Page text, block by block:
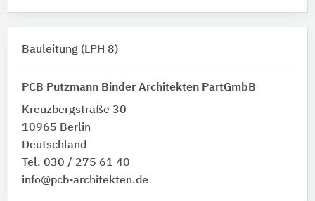
Bauleitung (LPH 8)
PCB Putzmann Binder Architekten PartGmbB
Kreuzbergstraße 30
10965 Berlin
Deutschland
Tel. 030 / 275 61 40
info@pcb-architekten.de